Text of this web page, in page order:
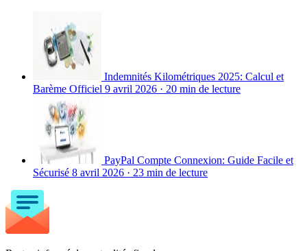
Indemnités Kilométriques 2025: Calcul et
Barème Officiel 9 avril 2026 · 20 min de lecture
PayPal Compte Connexion: Guide Facile et
Sécurisé 8 avril 2026 · 23 min de lecture